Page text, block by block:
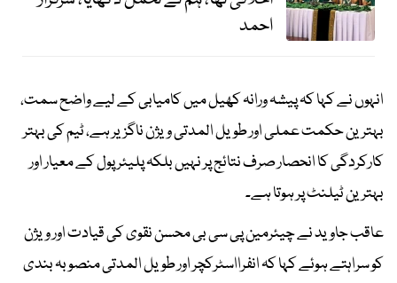
احمد
انہوں نے کہا کہ پیشہ ورانہ کھیل میں کامیابی کے لیے واضح سمت،
بہترین حکمت عملی اور طویل المدتی ویژن ناگزیر ہے، ٹیم کی بہتر
کارکردگی کا انحصار صرف نتائج پر نہیں بلکہ پلیئر پول کے معیار اور
بہترین ٹیلنٹ پر ہوتا ہے۔
عاقب جاوید نے چیئرمین پی سی بی محسن نقوی کی قیادت اور ویژن
کو سراہتے ہوئے کہا کہ انفرااسٹرکچر اور طویل المدتی منصوبہ بندی